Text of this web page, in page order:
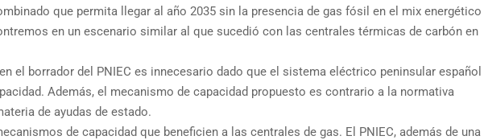
que permita llegar al año 2035 sin la presencia de gas fósil en el mix energético
en un escenario similar al que sucedió con las centrales térmicas de carbón en
el borrador del PNIEC es innecesario dado que el sistema eléctrico peninsular español
Además, el mecanismo de capacidad propuesto es contrario a la normativa
de ayudas de estado.
de capacidad que beneficien a las centrales de gas. El PNIEC, además de una